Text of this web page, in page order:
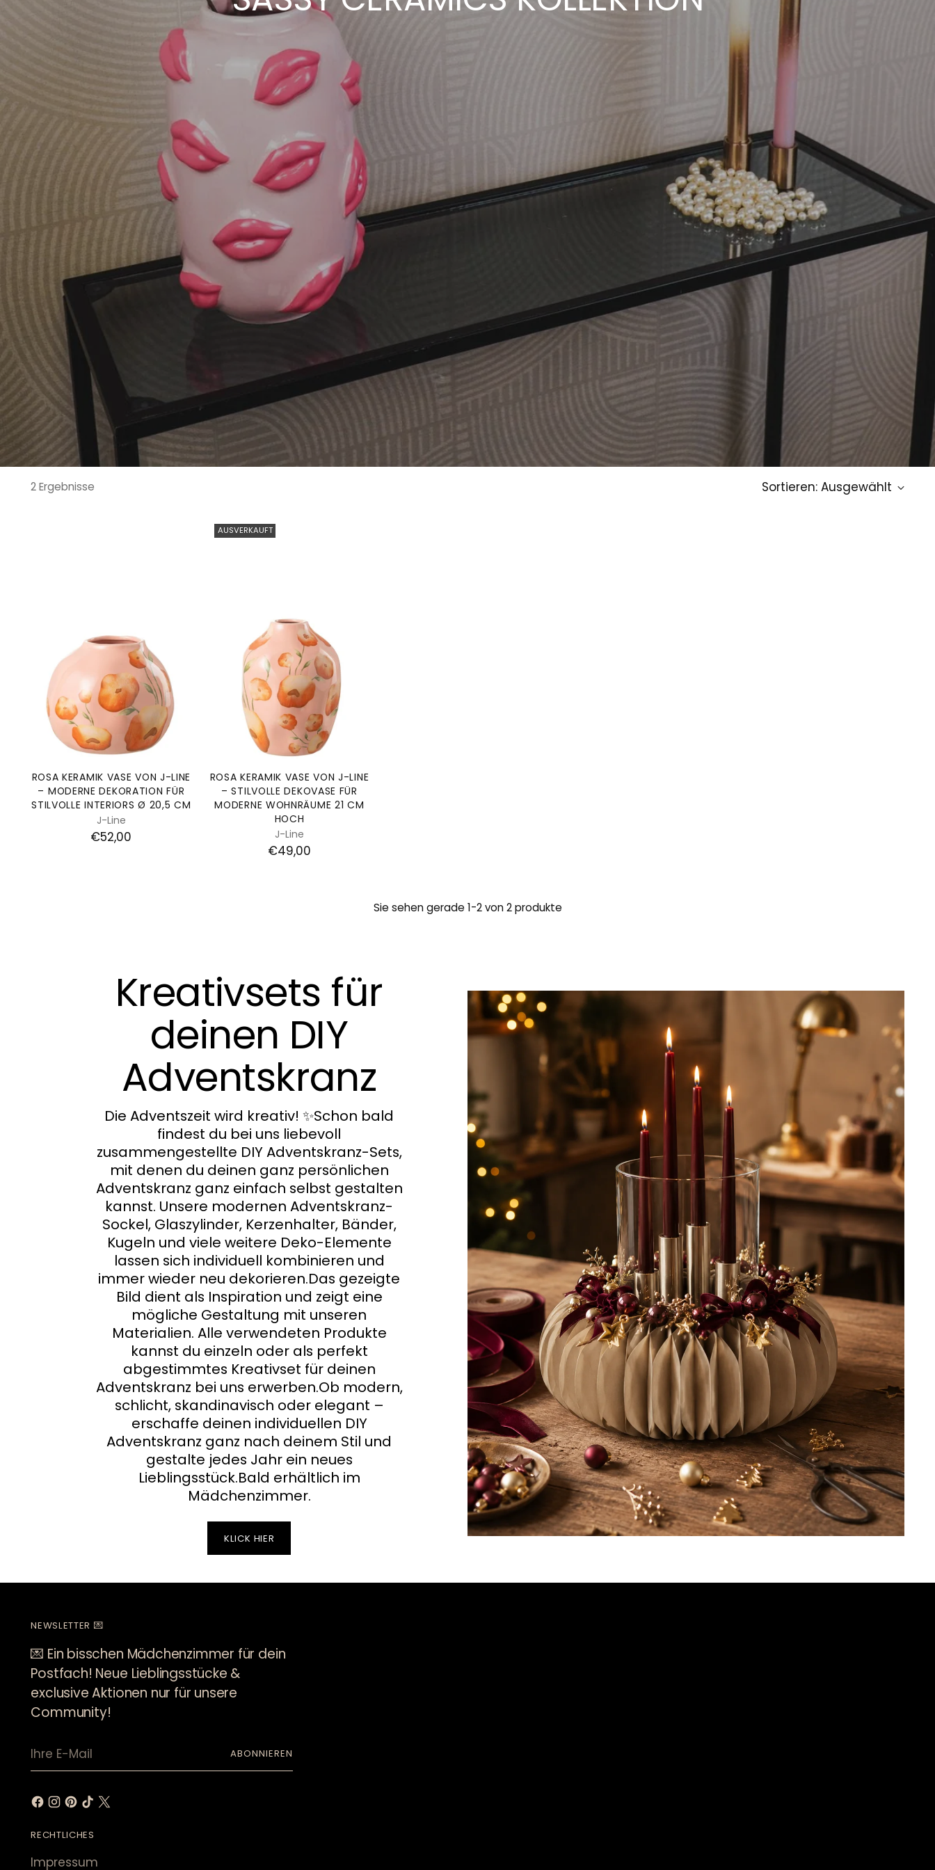
2 Ergebnisse Sortieren: Ausgewählt
ROSA KERAMIK VASE VON J-LINE
– MODERNE DEKORATION FÜR
STILVOLLE INTERIORS Ø 20,5 CM
J-Line
€52,00
AUSVERKAUFT
ROSA KERAMIK VASE VON J-LINE
– STILVOLLE DEKOVASE FÜR
MODERNE WOHNRÄUME 21 CM
HOCH
J-Line
€49,00
Sie sehen gerade 1-2 von 2 produkte
Kreativsets für
deinen DIY
Adventskranz
Die Adventszeit wird kreativ! ✨Schon bald
findest du bei uns liebevoll
zusammengestellte DIY Adventskranz-Sets,
mit denen du deinen ganz persönlichen
Adventskranz ganz einfach selbst gestalten
kannst. Unsere modernen Adventskranz-
Sockel, Glaszylinder, Kerzenhalter, Bänder,
Kugeln und viele weitere Deko-Elemente
lassen sich individuell kombinieren und
immer wieder neu dekorieren.Das gezeigte
Bild dient als Inspiration und zeigt eine
mögliche Gestaltung mit unseren
Materialien. Alle verwendeten Produkte
kannst du einzeln oder als perfekt
abgestimmtes Kreativset für deinen
Adventskranz bei uns erwerben.Ob modern,
schlicht, skandinavisch oder elegant –
erschaffe deinen individuellen DIY
Adventskranz ganz nach deinem Stil und
gestalte jedes Jahr ein neues
Lieblingsstück.Bald erhältlich im
Mädchenzimmer.
KLICK HIER
NEWSLETTER 💌
💌 Ein bisschen Mädchenzimmer für dein
Postfach! Neue Lieblingsstücke &
exclusive Aktionen nur für unsere
Community!
E-
ABONNIEREN
RECHTLICHES
Impressum